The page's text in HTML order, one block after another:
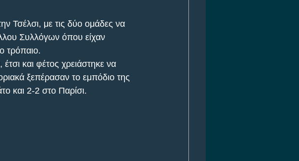
Τσέλσι, με τις δύο ομάδες να
Συλλόγων όπου είχαν
τρόπαιο.
και φέτος χρειάστηκε να
ξεπέρασαν το εμπόδιο της
και 2-2 στο Παρίσι.